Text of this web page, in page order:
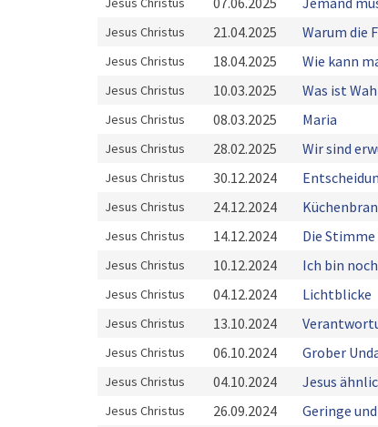
Jesus Christus 21.04.2025 Warum die
Jesus Christus 18.04.2025 Wie kann
Jesus Christus 10.03.2025 Was ist
Jesus Christus 08.03.2025 Maria
Jesus Christus 28.02.2025 Wir sind
Jesus Christus 30.12.2024
Jesus Christus 24.12.2024
Jesus Christus 14.12.2024 Die
Jesus Christus 10.12.2024 Ich bin
Jesus Christus 04.12.2024 Lichtblicke
Jesus Christus 13.10.2024
Jesus Christus 06.10.2024 Grober
Jesus Christus 04.10.2024 Jesus
Jesus Christus 26.09.2024 Geringe